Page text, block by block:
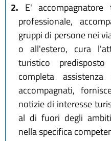
2. E'
professionale,
gruppi di persone nei
o all'estero, cura
turistico
completa
accompagnati,
notizie di interesse
al di fuori degli
nella specifica